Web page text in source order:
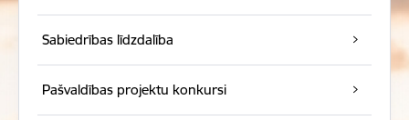
Sabiedrības līdzdalība
Pašvaldības projektu konkursi